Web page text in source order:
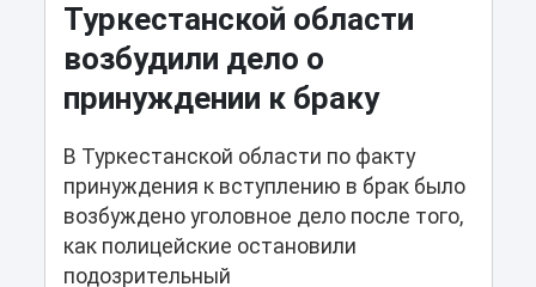
Туркестанской области
возбудили дело о
принуждении к браку
В Туркестанской области по факту
принуждения к вступлению в брак было
возбуждено уголовное дело после того,
как полицейские остановили
подозрительный